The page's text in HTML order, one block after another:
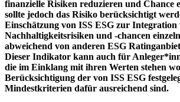
finanzielle Risiken reduzieren und Chance
sollte jedoch das Risiko berücksichtigt
Einschätzung von ISS ESG zur Integration
Nachhaltigkeitsrisiken und -chancen
abweichend von anderen ESG
Dieser Indikator kann auch für
die im Einklang mit ihren Werten stehen
Berücksichtigung der von ISS ESG
Mindestkriterien dafür ausreichend sind.